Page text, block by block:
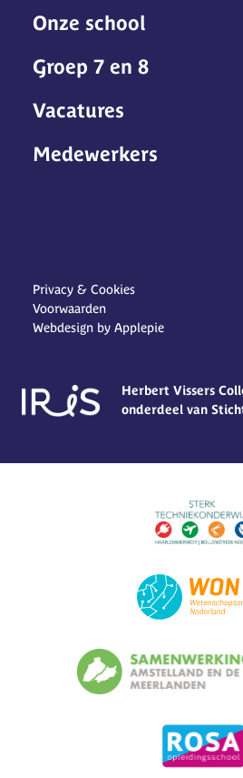
Onze school
Groep 7 en 8
Vacatures
Medewerkers
Privacy & Cookies
Voorwaarden
Webdesign by Applepie
Herbert Vissers
onderdeel van